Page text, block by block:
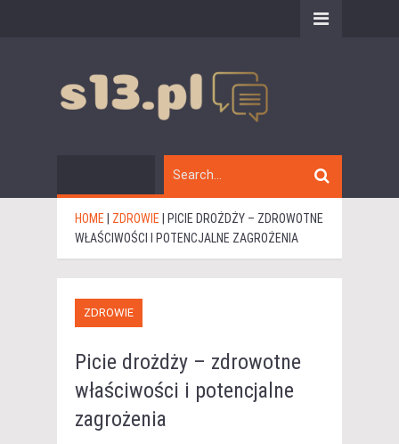
HOME ZDROWIE
PICIE DROŻDŻY – ZDROWOTNE
WŁAŚCIWOŚCI I POTENCJALNE ZAGROŻENIA
ZDROWIE
Picie drożdży – zdrowotne
właściwości i potencjalne
zagrożenia